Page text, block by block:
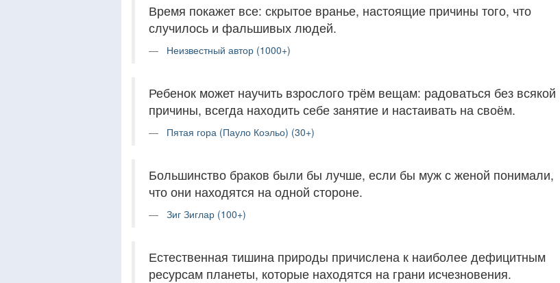
Время покажет все: скрытое вранье, настоящие причины того, что
случилось и фальшивых людей.
Неизвестный автор (1000+)
Ребенок может научить взрослого трём вещам: радоваться без всякой
причины, всегда находить себе занятие и настаивать на своём.
Пятая гора (Пауло Коэльо) (30+)
Большинство браков были бы лучше, если бы муж с женой понимали,
что они находятся на одной стороне.
Зиг Зиглар (100+)
Естественная тишина природы причислена к наиболее дефицитным
ресурсам планеты, которые находятся на грани исчезновения.